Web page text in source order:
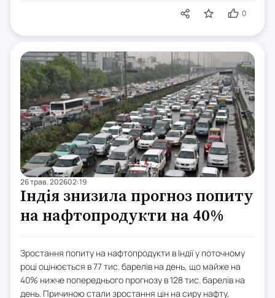
0
26 трав. 202602:19
Індія знизила прогноз попиту
на нафтопродукти на 40%
Зростання попиту на нафтопродукти в Індії у поточному
році оцінюється в 77 тис. барелів на день, що майже на
40% нижче попереднього прогнозу в 128 тис. барелів на
день. Причиною стали зростання цін на сиру нафту,